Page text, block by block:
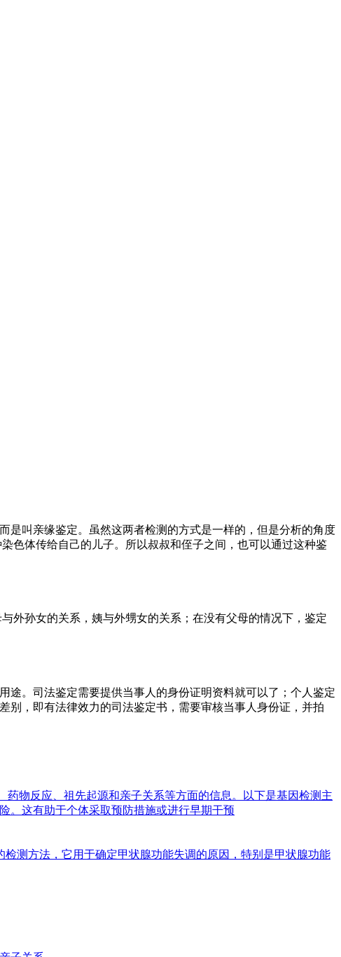
是叫亲缘鉴定。虽然这两者检测的方式是一样的，但是分析的角度
色体传给自己的儿子。所以叔叔和侄子之间，也可以通过这种鉴
外孙女的关系，姨与外甥女的关系；在没有父母的情况下，鉴定
途。司法鉴定需要提供当事人的身份证明资料就可以了；个人鉴定
别，即有法律效力的司法鉴定书，需要审核当事人身份证，并拍
物反应、祖先起源和亲子关系等方面的信息。以下是基因检测主
。这有助于个体采取预防措施或进行早期干预
检测方法，它用于确定甲状腺功能失调的原因，特别是甲状腺功能